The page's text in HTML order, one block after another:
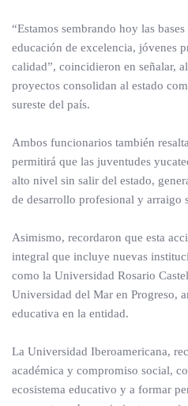
“Estamos sembrando hoy las
educación de excelencia, jóvenes
calidad”, coincidieron en señalar,
proyectos consolidan al estado
sureste del país.
Ambos funcionarios también
permitirá que las juventudes
alto nivel sin salir del estado,
de desarrollo profesional y arraigo
Asimismo, recordaron que esta
integral que incluye nuevas
como la Universidad Rosario
Universidad del Mar en Progreso,
educativa en la entidad.
La Universidad Iberoamericana,
académica y compromiso social,
ecosistema educativo y a formar